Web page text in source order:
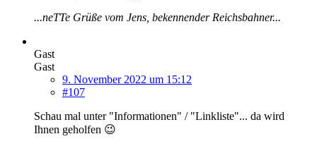
...neTTe Grüße vom Jens, bekennender Reichsbahner...
Gast
Gast
9. November 2022 um 15:12
#107
Schau mal unter "Informationen" / "Linkliste"... da wird
Ihnen geholfen 😉